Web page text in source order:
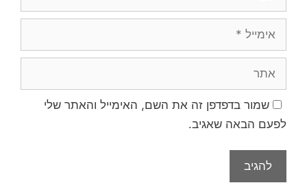
שמור בדפדפן זה את השם, האימייל והאתר שלי
לפעם הבאה שאגיב.